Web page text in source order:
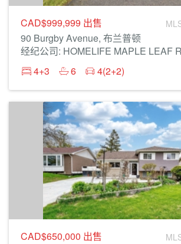
CAD$999,999 出售
90 Burgby Avenue, 布兰普顿
经纪公司: HOMELIFE MAPLE LEAF
4+3
6 4(2+2)
CAD$650,000 出售